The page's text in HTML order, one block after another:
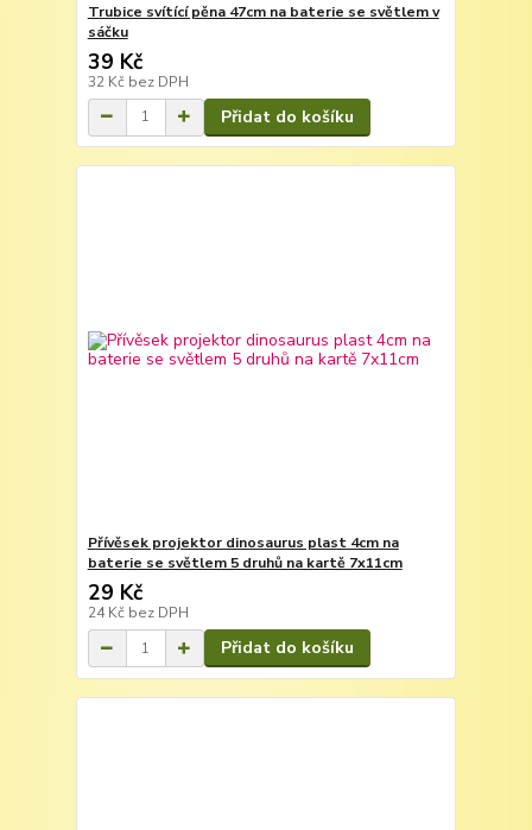
Trubice svítící pěna 47cm na baterie se světlem v
sáčku
39 Kč
32 Kč bez DPH
Přidat do košíku
Přívěsek projektor dinosaurus plast 4cm na
baterie se světlem 5 druhů na kartě 7x11cm
29 Kč
24 Kč bez DPH
Přidat do košíku